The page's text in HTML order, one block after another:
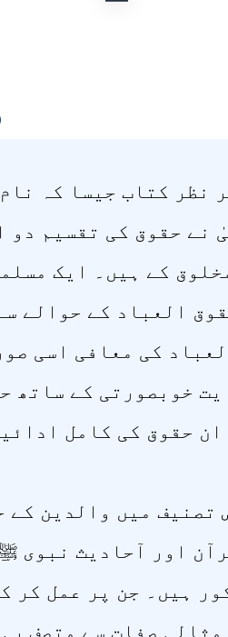
نظر کتاب جیسا کہ
نے حقوق کی تقسیم
کے ہیں۔ ایک
العباد کے حوالے
کی معافی اسی
خوبصورتی کے ساتھ
حقوق کی کامل
تصنیف میں والدین کے
اور آحادیث نبوی
ہیں۔ جن پر عمل کر
صفات سے متصف